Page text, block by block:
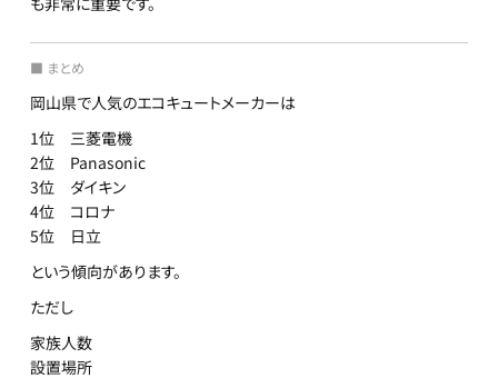
■ まとめ
岡山県で人気のエコキュートメーカーは
1位 三菱電機
2位 Panasonic
3位 ダイキン
4位 コロナ
5位 日立
という傾向があります。
ただし
家族人数
設置場所